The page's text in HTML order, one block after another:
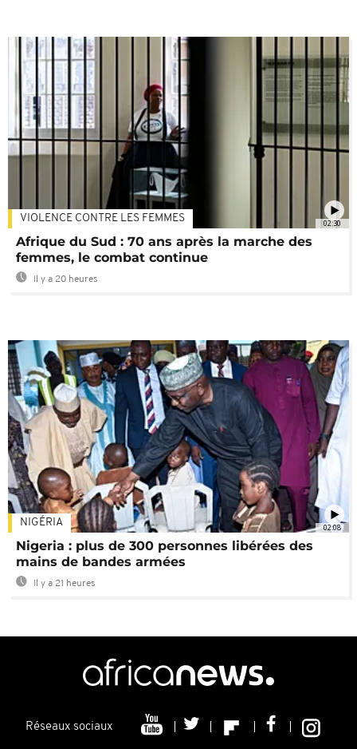
02:30
VIOLENCE CONTRE LES FEMMES
Afrique du Sud : 70 ans après la marche des
femmes, le combat continue
Il y a 20 heures
02:08
NIGÉRIA
Nigeria : plus de 300 personnes libérées des
mains de bandes armées
Il y a 21 heures
Réseaux sociaux